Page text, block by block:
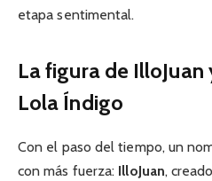
etapa sentimental.
La figura de IlloJuan
Lola Índigo
Con el paso del tiempo, un
con más fuerza: IlloJuan,